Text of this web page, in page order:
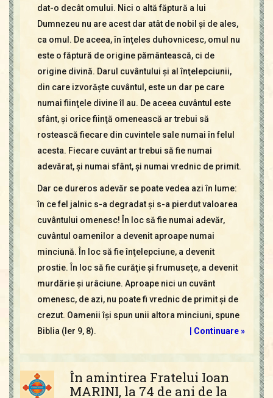
dat-o decât omului. Nici o altă făptură a lui
Dumnezeu nu are acest dar atât de nobil şi de ales,
ca omul. De aceea, în înţeles duhovnicesc, omul nu
este o făptură de origine pământească, ci de
origine divină. Darul cuvântului şi al înţelepciunii,
din care izvorăşte cuvântul, este un dar pe care
numai fiinţele divine îl au. De aceea cuvântul este
sfânt, şi orice fiinţă omenească ar trebui să
rostească fiecare din cuvintele sale numai în felul
acesta. Fiecare cuvânt ar trebui să fie numai
adevărat, şi numai sfânt, şi numai vrednic de primit.
Dar ce dureros adevăr se poate vedea azi în lume:
în ce fel jalnic s-a degradat şi s-a pierdut valoarea
cuvântului omenesc! În loc să fie numai adevăr,
cuvântul oamenilor a devenit aproape numai
minciună. În loc să fie înţelepciune, a devenit
prostie. În loc să fie curăţie şi frumuseţe, a devenit
murdărie şi urâciune. Aproape nici un cuvânt
omenesc, de azi, nu poate fi vrednic de primit şi de
crezut. Oamenii îşi spun unii altora minciuni, spune
Biblia (Ier 9, 8).
| Continuare »
În amintirea Fratelui Ioan
MARINI, la 74 de ani de la